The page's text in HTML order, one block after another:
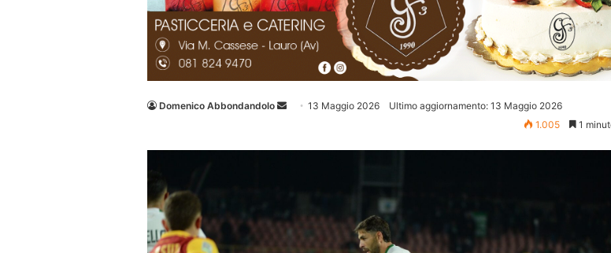
Domenico Abbondandolo
Invia 13 Maggio 2026
Ultimo aggiornamento: 13 Maggio 2026
1.005
1